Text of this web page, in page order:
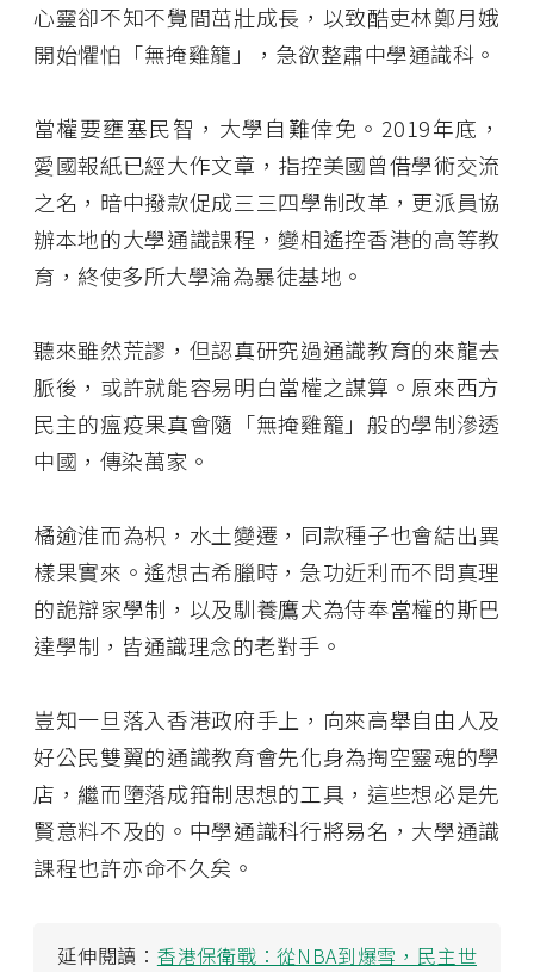
心靈卻不知不覺間茁壯成長，以致酷吏林鄭月娥
開始懼怕「無掩雞籠」，急欲整肅中學通識科。
當權要壅塞民智，大學自難倖免。2019年底，
愛國報紙已經大作文章，指控美國曾借學術交流
之名，暗中撥款促成三三四學制改革，更派員協
辦本地的大學通識課程，變相遙控香港的高等教
育，終使多所大學淪為暴徒基地。
聽來雖然荒謬，但認真研究過通識教育的來龍去
脈後，或許就能容易明白當權之謀算。原來西方
民主的瘟疫果真會隨「無掩雞籠」般的學制滲透
中國，傳染萬家。
橘逾淮而為枳，水土變遷，同款種子也會結出異
樣果實來。遙想古希臘時，急功近利而不問真理
的詭辯家學制，以及馴養鷹犬為侍奉當權的斯巴
達學制，皆通識理念的老對手。
豈知一旦落入香港政府手上，向來高舉自由人及
好公民雙翼的通識教育會先化身為掏空靈魂的學
店，繼而墮落成箝制思想的工具，這些想必是先
賢意料不及的。中學通識科行將易名，大學通識
課程也許亦命不久矣。
延伸閱讀： 香港保衛戰：從NBA到爆雪，民主世